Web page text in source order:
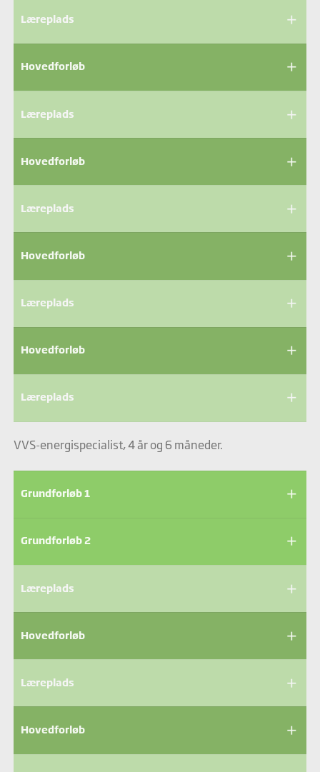
add
Læreplads
add
Hovedforløb
add
Læreplads
add
Hovedforløb
add
Læreplads
add
Hovedforløb
add
Læreplads
add
Hovedforløb
add
Læreplads
VVS-energispecialist, 4 år og 6 måneder.
add
Grundforløb 1
add
Grundforløb 2
add
Læreplads
add
Hovedforløb
add
Læreplads
add
Hovedforløb